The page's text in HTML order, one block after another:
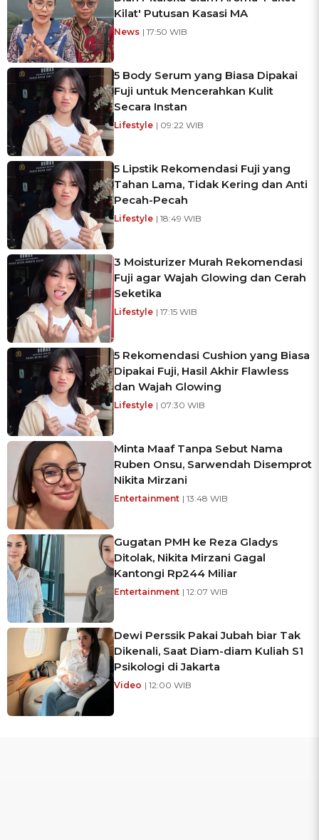
Kilat' Putusan Kasasi MA
News | 17:50 WIB
5 Body Serum yang Biasa Dipakai
Fuji untuk Mencerahkan Kulit
Secara Instan
Lifestyle | 09:22 WIB
5 Lipstik Rekomendasi Fuji yang
Tahan Lama, Tidak Kering dan Anti
Pecah-Pecah
Lifestyle | 18:49 WIB
3 Moisturizer Murah Rekomendasi
Fuji agar Wajah Glowing dan Cerah
Seketika
Lifestyle | 17:15 WIB
5 Rekomendasi Cushion yang Biasa
Dipakai Fuji, Hasil Akhir Flawless
dan Wajah Glowing
Lifestyle | 07:30 WIB
Minta Maaf Tanpa Sebut Nama
Ruben Onsu, Sarwendah Disemprot
Nikita Mirzani
Entertainment | 13:48 WIB
Gugatan PMH ke Reza Gladys
Ditolak, Nikita Mirzani Gagal
Kantongi Rp244 Miliar
Entertainment | 12:07 WIB
Dewi Perssik Pakai Jubah biar Tak
Dikenali, Saat Diam-diam Kuliah S1
Psikologi di Jakarta
Video | 12:00 WIB